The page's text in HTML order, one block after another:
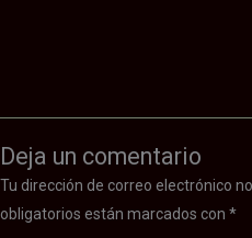
Deja un comentario
Tu dirección de correo electrónico
obligatorios están marcados con *